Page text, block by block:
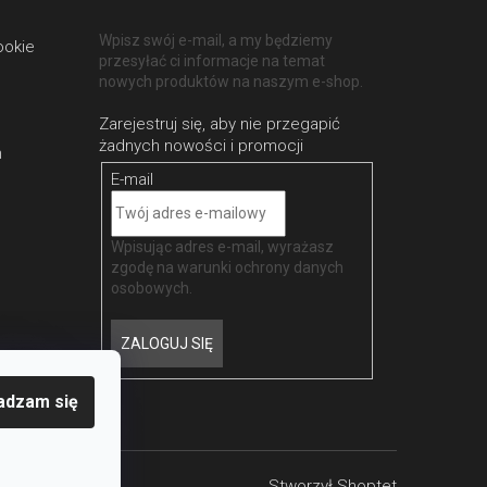
się
Wpisz swój e-mail, a my będziemy
przesyłać ci informacje na temat
nowych produktów na naszym e-shop.
E-mail
Wpisując adres e-mail, wyrażasz
zgodę nawarunki ochrony danych
osobowych
ZALOGUJ SIĘ